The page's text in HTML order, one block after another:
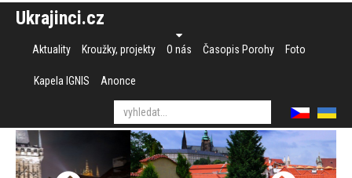
Ukrajinci.cz
Aktuality Kroužky, projekty O nás Časopis Porohy Foto
Kapela IGNIS Anonce